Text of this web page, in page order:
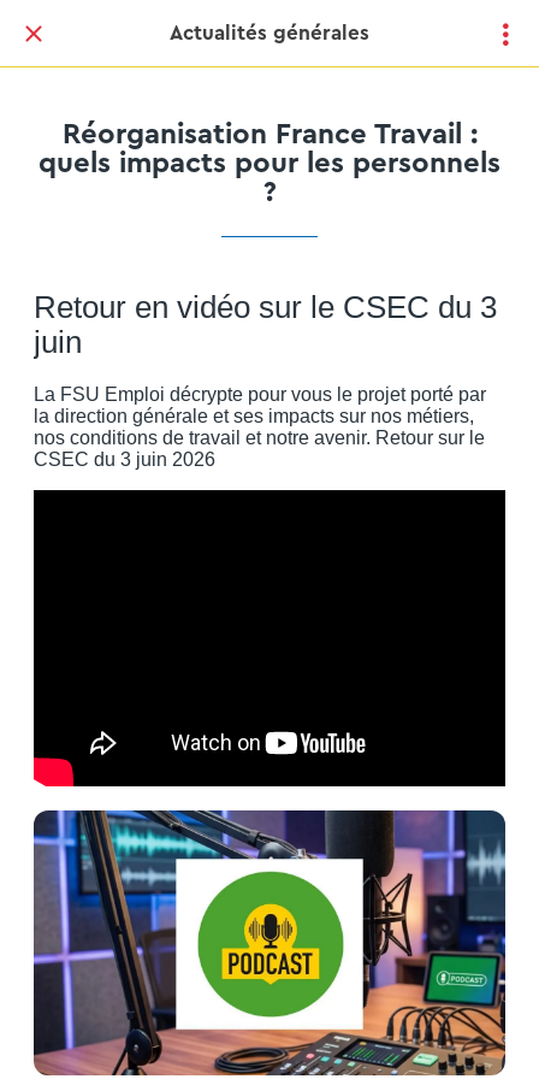
Actualités générales
Réorganisation France Travail :
quels impacts pour les personnels
?
Retour en vidéo sur le CSEC du 3
juin
La FSU Emploi décrypte pour vous le projet porté par
la direction générale et ses impacts sur nos métiers,
nos conditions de travail et notre avenir. Retour sur le
CSEC du 3 juin 2026